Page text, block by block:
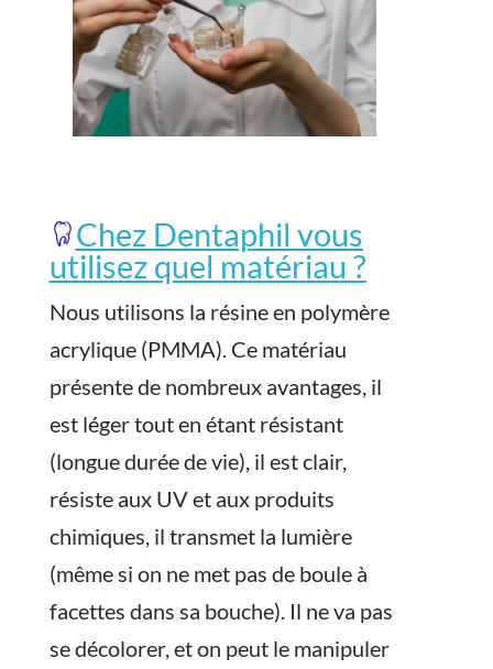
Chez Dentaphil vous
utilisez quel matériau ?
Nous utilisons la résine en polymère
acrylique (PMMA). Ce matériau
présente de nombreux avantages, il
est léger tout en étant résistant
(longue durée de vie), il est clair,
résiste aux UV et aux produits
chimiques, il transmet la lumière
(même si on ne met pas de boule à
facettes dans sa bouche). Il ne va pas
se décolorer, et on peut le manipuler